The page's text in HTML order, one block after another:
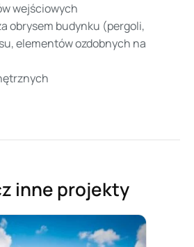
wejściowych
obrysem budynku (pergoli,
elementów ozdobnych na
inne projekty